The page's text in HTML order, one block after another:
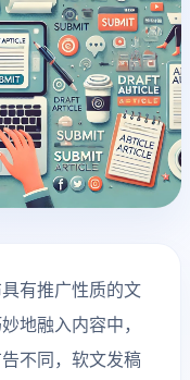
有推广性质的文
地融入内容中，
不同，软文发稿